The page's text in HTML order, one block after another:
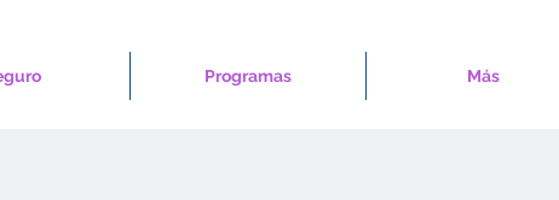
Programas Más